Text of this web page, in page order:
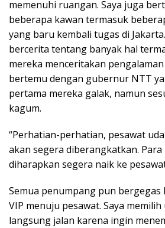
memenuhi ruangan. Saya juga
beberapa kawan termasuk
yang baru kembali tugas di
bercerita tentang banyak hal
mereka menceritakan
bertemu dengan gubernur NTT
pertama mereka galak, namun
kagum.
“Perhatian-perhatian, pesawat
akan segera diberangkatkan.
diharapkan segera naik ke
Semua penumpang pun
VIP menuju pesawat. Saya
langsung jalan karena ingin